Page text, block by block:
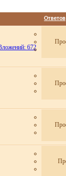
Ответов